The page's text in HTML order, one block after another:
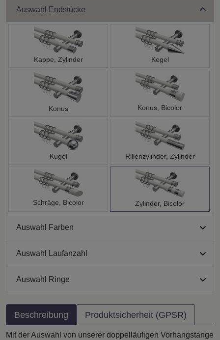
Auswahl Endstücke
Kappe, Zylinder Kegel
Konus Konus, Bicolor
Kugel Rillenzylinder, Zylinder
Schräge, Bicolor Zylinder, Bicolor
Auswahl Farben
Auswahl Laufanzahl
Auswahl Ringe
Beschreibung Produktsicherheit (GPSR)
Mit der Auswahl von unserer doppelläufigen Vorhangstange